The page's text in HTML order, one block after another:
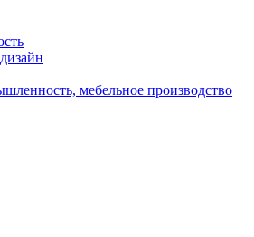
мебельное производство